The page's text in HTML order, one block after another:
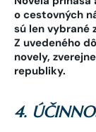
o cestovných
sú len vybrané
Z uvedeného
novely,
republiky.
4.